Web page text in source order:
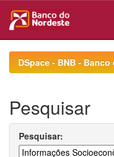
navigationDSpace - BNB -
Pesquisar
Pesquisar: